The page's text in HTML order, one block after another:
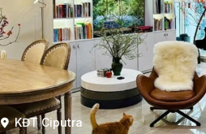
KĐT Ciputra